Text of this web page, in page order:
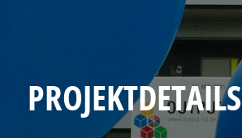
PROJEKTDETAILS